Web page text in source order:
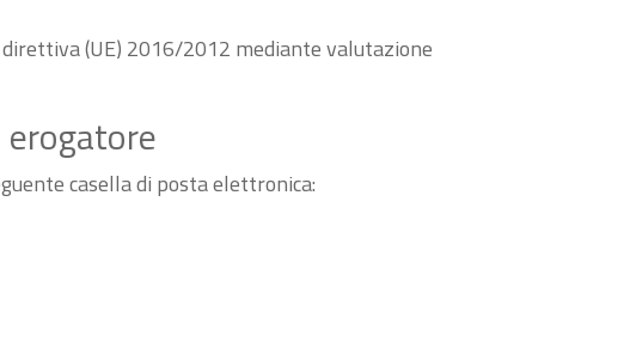
(UE) 2016/2012 mediante valutazione
casella di posta elettronica: